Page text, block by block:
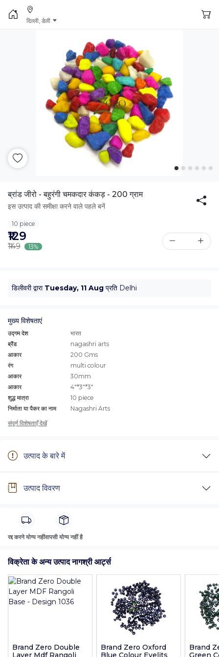
दिल्ली, डेली
ब्रांड जीरो - बहुरंगी चमकदार कंकड़ - 200 ग्राम
इस उत्पाद की समीक्षा करने वाले पहले बनें
10 piece
₹129
₹149 13%
डिलीवरी द्वारा Tuesday, 11 Aug प्रति Delhi
मुख्य विशेषताएं
उद्गम देश
भारत
ब्रैंड
nagashri arts
आकार
200 Gms
रंग
multi colour
आकार
30mm
आकार
4"*3"*3"
शुद्ध मात्रा
10 piece
निर्माता या पैकर का नाम
Nagashri Arts
संपूर्ण विशेषताएँ देखें
उत्पाद के बारे में
उत्पाद विवरण
रद्द करने योग्य नहींवापसी योग्य नहीं है
विक्रेता के अन्य उत्पाद नागश्री आर्ट्स
Brand Zero Double
Layer Mdf Rangoli
Brand Zero Oxford
Blue Colour Eyelits
Brand
Green